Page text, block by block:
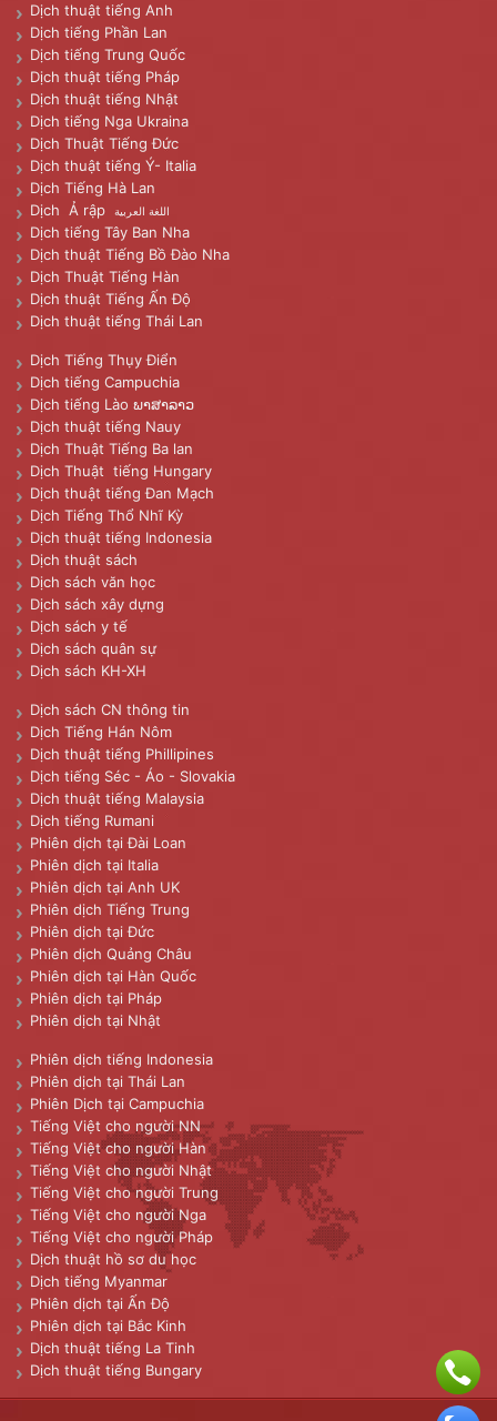
Dịch thuật tiếng Anh
Dịch tiếng Phần Lan
Dịch tiếng Trung Quốc
Dịch thuật tiếng Pháp
Dịch thuật tiếng Nhật
Dịch tiếng Nga Ukraina
Dịch Thuật Tiếng Đức
Dịch thuật tiếng Ý- Italia
Dịch Tiếng Hà Lan
Dịch Ả rập
اللغة العربية
Dịch tiếng Tây Ban Nha
Dịch thuật Tiếng Bồ Đào Nha
Dịch Thuật Tiếng Hàn
Dịch thuật Tiếng Ấn Độ
Dịch thuật tiếng Thái Lan
Dịch Tiếng Thụy Điển
Dịch tiếng Campuchia
Dịch tiếng Lào ພາສາລາວ
Dịch thuật tiếng Nauy
Dịch Thuật Tiếng Ba lan
Dịch Thuật tiếng Hungary
Dịch thuật tiếng Đan Mạch
Dịch Tiếng Thổ Nhĩ Kỳ
Dịch thuật tiếng Indonesia
Dịch thuật sách
Dịch sách văn học
Dịch sách xây dựng
Dịch sách y tế
Dịch sách quân sự
Dịch sách KH-XH
Dịch sách CN thông tin
Dịch Tiếng Hán Nôm
Dịch thuật tiếng Phillipines
Dịch tiếng Séc - Áo - Slovakia
Dịch thuật tiếng Malaysia
Dịch tiếng Rumani
Phiên dịch tại Đài Loan
Phiên dịch tại Italia
Phiên dịch tại Anh UK
Phiên dịch Tiếng Trung
Phiên dịch tại Đức
Phiên dịch Quảng Châu
Phiên dịch tại Hàn Quốc
Phiên dịch tại Pháp
Phiên dịch tại Nhật
Phiên dịch tiếng Indonesia
Phiên dịch tại Thái Lan
Phiên Dịch tại Campuchia
Tiếng Việt cho người NN
Tiếng Việt cho người Hàn
Tiếng Việt cho người Nhật
Tiếng Việt cho người Trung
Tiếng Việt cho người Nga
Tiếng Việt cho người Pháp
Dịch thuật hồ sơ du học
Dịch tiếng Myanmar
Phiên dịch tại Ấn Độ
Phiên dịch tại Bắc Kinh
Dịch thuật tiếng La Tinh
Dịch thuật tiếng Bungary